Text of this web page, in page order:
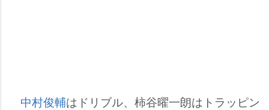
中村俊輔はドリブル、柿谷曜一朗はトラッピン